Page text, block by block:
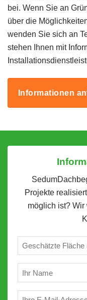
bei. Wenn Sie an
über die
wenden Sie sich an
stehen Ihnen mit
Informationen
Projekte
möglich ist? Wir